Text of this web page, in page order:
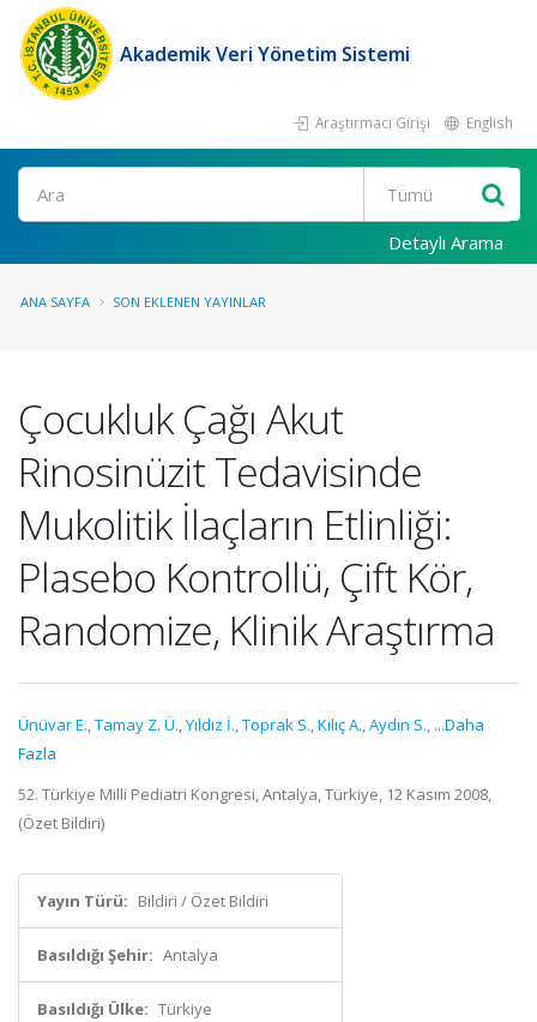
Akademik Veri Yönetim Sistemi
Araştırmacı Girişi English
Ara
Detaylı Arama
ANA SAYFA SON EKLENEN YAYINLAR
Çocukluk Çağı Akut
Rinosinüzit Tedavisinde
Mukolitik İlaçların Etlinliği:
Plasebo Kontrollü, Çift Kör,
Randomize, Klinik Araştırma
Ünüvar E.,Tamay Z. Ü.,Yıldız İ.,Toprak S.,Kılıç A.,Aydın S., ...Daha
Fazla
52. Türkiye Milli Pediatri Kongresi, Antalya, Türkiye, 12 Kasım 2008,
(Özet Bildiri)
Yayın Türü: Bildiri / Özet Bildiri
Basıldığı Şehir: Antalya
Basıldığı Ülke: Türkiye